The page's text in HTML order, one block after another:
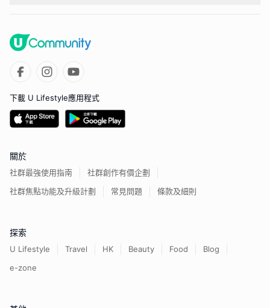
下載 U Lifestyle應用程式
關於
社群最強使用指南
社群創作有價企劃
社群焦點功能及升級計劃
常見問題 條款及細則
探索
U Lifestyle Travel HK Beauty Food
Blog
e-zone